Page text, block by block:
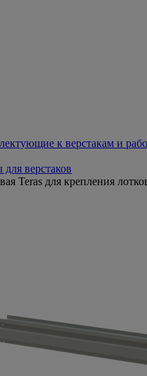
к верстакам и
верстаков
Teras для крепления